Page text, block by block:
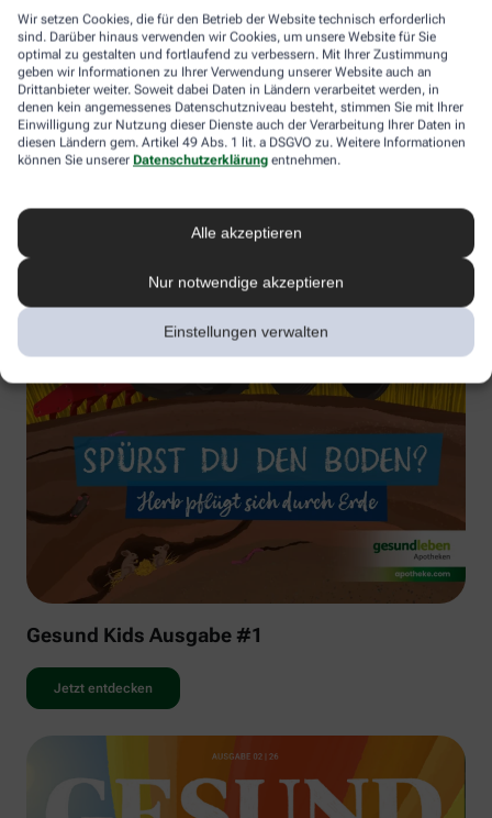
Wir setzen Cookies, die für den Betrieb der Website technisch erforderlich
sind. Darüber hinaus verwenden wir Cookies, um unsere Website für Sie
optimal zu gestalten und fortlaufend zu verbessern. Mit Ihrer Zustimmung
geben wir Informationen zu Ihrer Verwendung unserer Website auch an
Drittanbieter weiter. Soweit dabei Daten in Ländern verarbeitet werden, in
denen kein angemessenes Datenschutzniveau besteht, stimmen Sie mit Ihrer
Einwilligung zur Nutzung dieser Dienste auch der Verarbeitung Ihrer Daten in
diesen Ländern gem. Artikel 49 Abs. 1 lit. a DSGVO zu. Weitere Informationen
können Sie unserer Datenschutzerklärung entnehmen.
Alle akzeptieren
Nur notwendige akzeptieren
Einstellungen verwalten
Gesund Kids Ausgabe #1
Jetzt entdecken